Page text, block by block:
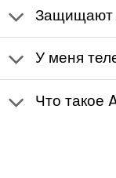
Защищают
У меня
Что